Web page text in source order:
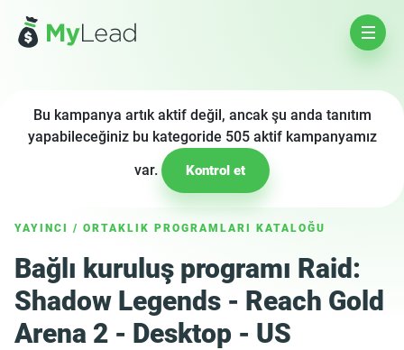
Bu kampanya artık aktif değil, ancak şu anda tanıtım
yapabileceğiniz bu kategoride 505 aktif kampanyamız
var.
Kontrol et
YAYINCI / ORTAKLIK PROGRAMLARI KATALOĞU
Bağlı kuruluş programı Raid:
Shadow Legends - Reach Gold
Arena 2 - Desktop - US